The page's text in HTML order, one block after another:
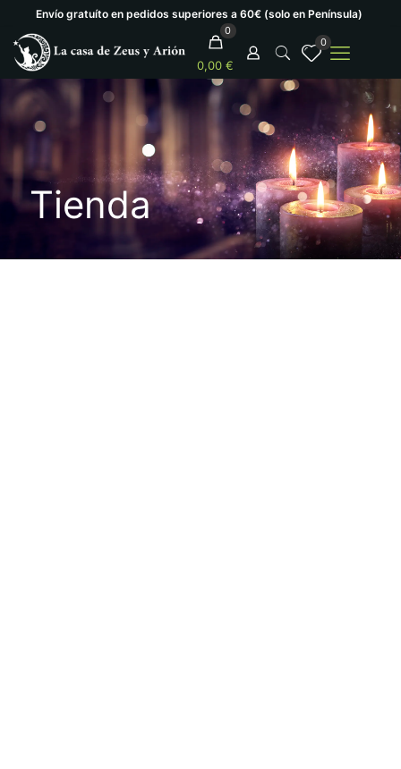
Envío gratuíto en pedidos superiores a 60€ (solo en Península)
0
0,00 €
0
Tienda